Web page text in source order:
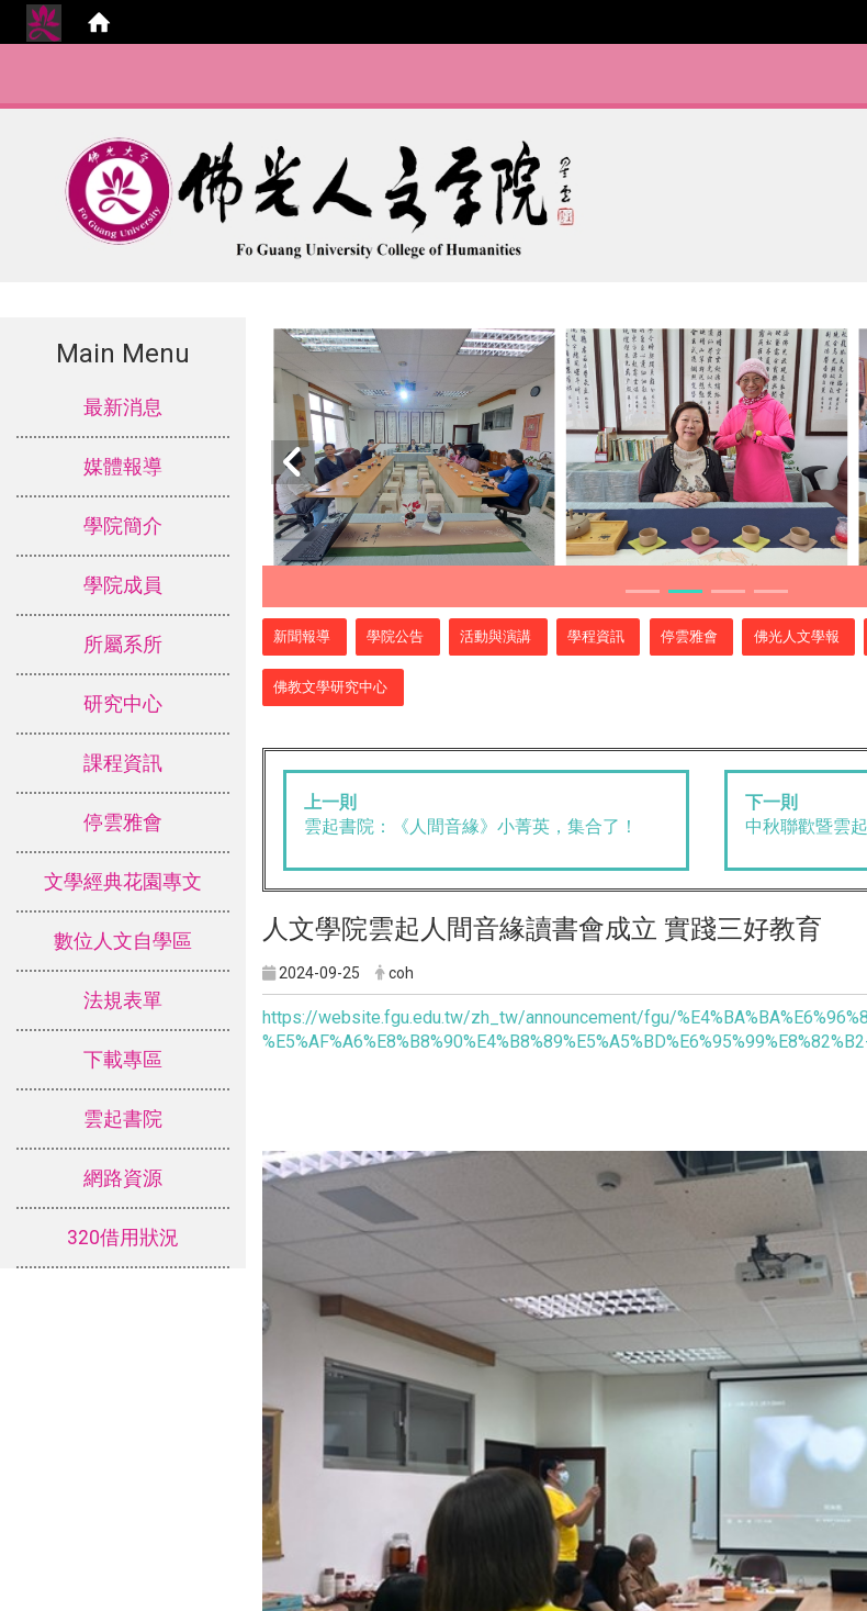
Main Menu
最新消息
媒體報導
學院簡介
學院成員
所屬系所
研究中心
課程資訊
停雲雅會
文學經典花園專文
數位人文自學區
法規表單
下載專區
雲起書院
網路資源
320借用狀況
新聞報導 學院公告 活動與演講 學程資訊 停雲雅會 佛光人文學報
佛教文學研究中心
上一則
雲起書院：《人間音緣》小菁英，集合了！
下一則
中秋聯歡暨雲
人文學院雲起人間音緣讀書會成立 實踐三好教育
2024-09-25 coh
https://website.fgu.edu.tw/zh_tw/announcement/fgu/